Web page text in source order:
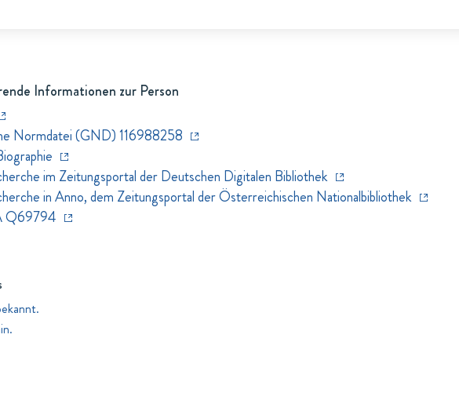
Informationen zur Person
Normdatei (GND) 116988258
im Zeitungsportal der Deutschen Digitalen Bibliothek
in Anno, dem Zeitungsportal der Österreichischen Nationalbibliothek
Q69794